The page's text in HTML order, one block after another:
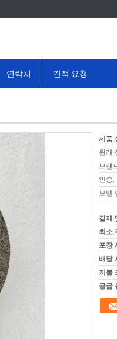
연락처 견적 요청
제품
원래
브랜
인증:
모델
결제
최소
포장
배달
지불
공급